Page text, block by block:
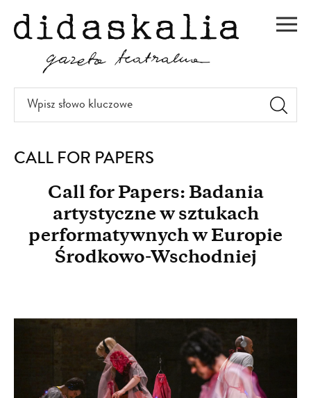
DO
TREŚCI
Wpisz
słowo
CALL FOR PAPERS
Call for Papers: Badania
artystyczne w sztukach
performatywnych w Europie
Środkowo-Wschodniej